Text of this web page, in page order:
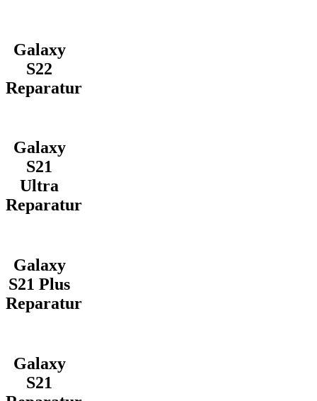
Galaxy
S22
Reparatur
Galaxy
S21
Ultra
Reparatur
Galaxy
S21 Plus
Reparatur
Galaxy
S21